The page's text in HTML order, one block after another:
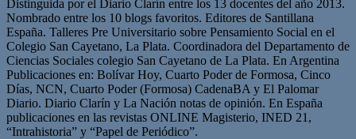
Distinguida por el Diario Clarín entre los 13 docentes del año 2013.
Nombrado entre los 10 blogs favoritos. Editores de Santillana
España. Talleres Pre Universitario sobre Pensamiento Social en el
Colegio San Cayetano, La Plata. Coordinadora del Departamento de
Ciencias Sociales colegio San Cayetano de La Plata. En Argentina
Publicaciones en: Bolívar Hoy, Cuarto Poder de Formosa, Cinco
Días, NCN, Cuarto Poder (Formosa) CadenaBA y El Palomar
Diario. Diario Clarín y La Nación notas de opinión. En España
publicaciones en las revistas ONLINE Magisterio, INED 21,
“Intrahistoria” y “Papel de Periódico”.